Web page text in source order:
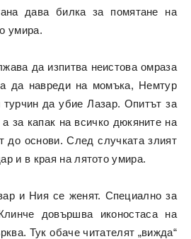
дава билка за помятане на
умира.
да изпитва неистова омраза
да навреди на момъка, Немтур
да убие Лазар. Опитът за
за капак на всичко дюкяните на
до основи. След случката злият
и в края на лятото умира.
и Ния се женят. Специално за
довършва иконостаса на
Тук обаче читателят „вижда“